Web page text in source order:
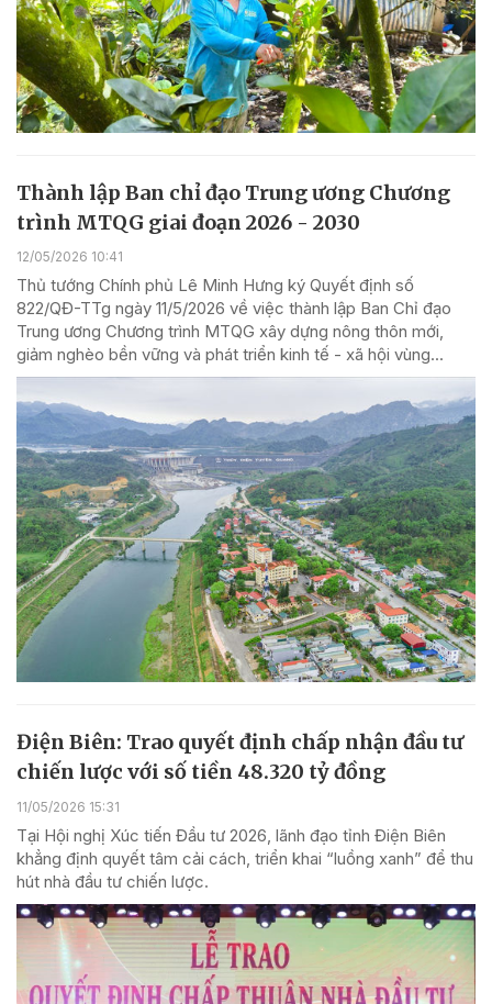
Thành lập Ban chỉ đạo Trung ương Chương
trình MTQG giai đoạn 2026 - 2030
12/05/2026 10:41
Thủ tướng Chính phủ Lê Minh Hưng ký Quyết định số
822/QĐ-TTg ngày 11/5/2026 về việc thành lập Ban Chỉ đạo
Trung ương Chương trình MTQG xây dựng nông thôn mới,
giảm nghèo bền vững và phát triển kinh tế - xã hội vùng...
Điện Biên: Trao quyết định chấp nhận đầu tư
chiến lược với số tiền 48.320 tỷ đồng
11/05/2026 15:31
Tại Hội nghị Xúc tiến Đầu tư 2026, lãnh đạo tỉnh Điện Biên
khẳng định quyết tâm cải cách, triển khai “luồng xanh” để thu
hút nhà đầu tư chiến lược.